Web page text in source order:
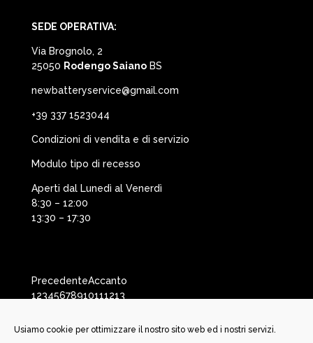
Usiamo cookie per ottimizzare il nostro sito web ed i nostri servizi.
SEDE OPERATIVA:
Via Brognolo, 2
25050 Rodengo SaianoBS
newbatteryservice@gmail.com
+39 337 1523044
Condizioni di vendita e di servizio
Modulo tipo di recesso
Aperti dal Lunedì al Venerdì
8:30 – 12:00
13:30 – 17:30
PrecedenteAccanto
12345678910111213